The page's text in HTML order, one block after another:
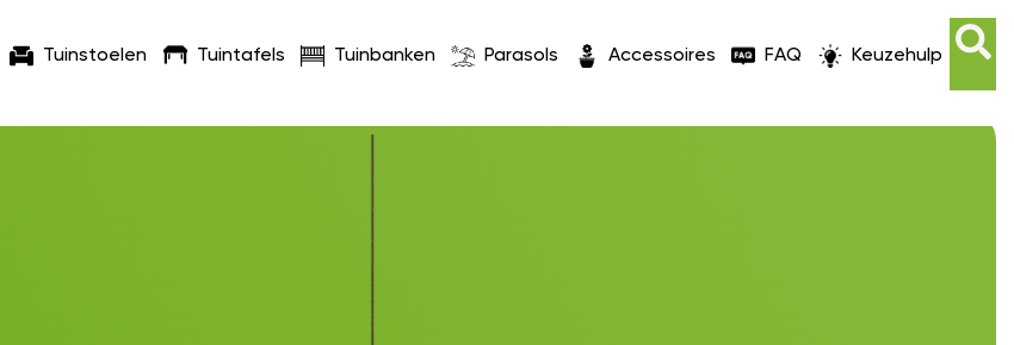
Tuinstoelen Tuintafels Tuinbanken Parasols Accessoires FAQ Keuzehulp